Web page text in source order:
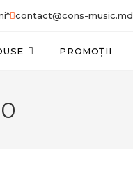
contact@cons-music.md
PROMOȚII